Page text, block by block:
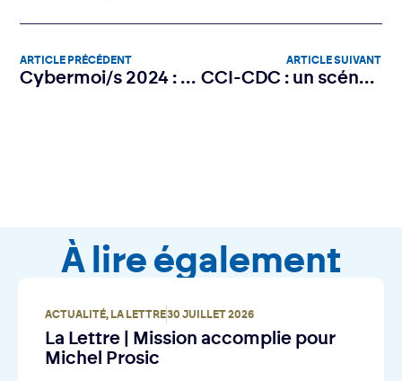
ARTICLE PRÉCÉDENT
Cybermoi/s 2024 : Prévenir et agir face aux risques cybers
ARTICLE SUIVANT
CCI-CDC : un scénario transitoire avant le changement de tutelle
À lire également
ACTUALITÉ, LA LETTRE30 JUILLET 2026
La Lettre | Mission accomplie pour
Michel Prosic